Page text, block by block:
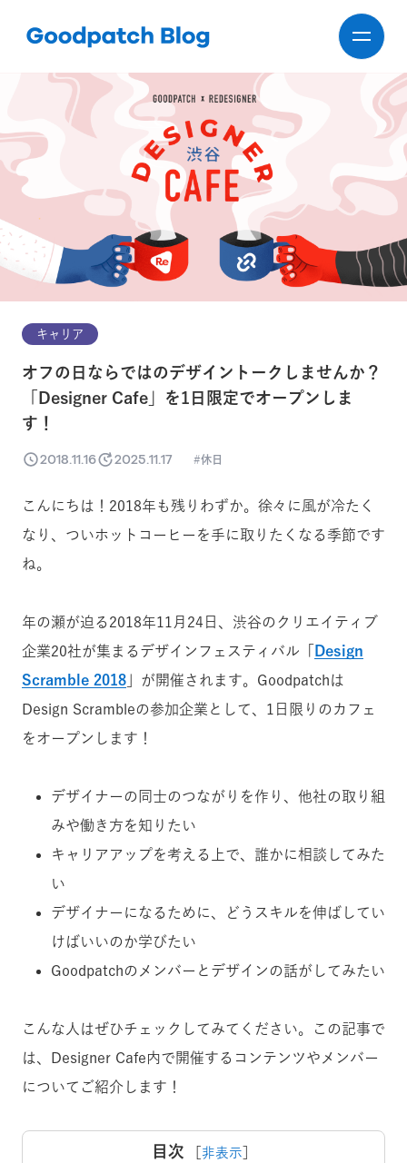
キャリア
オフの日ならではのデザイントークしませんか？
「Designer Cafe」を1日限定でオープンしま
す！
2018.11.16 2025.11.17 休日
こんにちは！2018年も残りわずか。徐々に風が冷たく
なり、ついホットコーヒーを手に取りたくなる季節です
ね。
年の瀬が迫る2018年11月24日、渋谷のクリエイティブ
企業20社が集まるデザインフェスティバル「
Design
Scramble 2018 」が開催されます。Goodpatchは
Design Scrambleの参加企業として、1日限りのカフェ
をオープンします！
デザイナーの同士のつながりを作り、他社の取り組
みや働き方を知りたい
キャリアアップを考える上で、誰かに相談してみた
い
デザイナーになるために、どうスキルを伸ばしてい
けばいいのか学びたい
Goodpatchのメンバーとデザインの話がしてみたい
こんな人はぜひチェックしてみてください。この記事で
は、Designer Cafe内で開催するコンテンツやメンバー
についてご紹介します！
目次 非表示